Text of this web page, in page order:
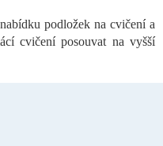
podložek na cvičení a
cvičení posouvat na vyšší